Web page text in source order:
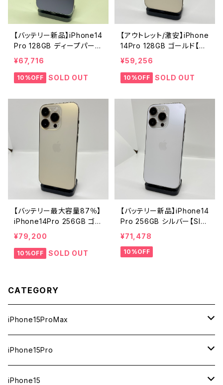
【バッテリー新品】iPhone14
Pro 128GB ディープパープ
ル【SIMロック解除済み】
¥67,716
10%OFF SOLD OUT
【アウトレット/激安】iPhone
14Pro 128GB ゴールド【SI
Mロック解除済み】
¥59,256
10%OFF SOLD OUT
【バッテリー最大容量87％】
iPhone14Pro 256GB ゴー
ルド【SIMロック解除済み】
¥79,200
10%OFF SOLD OUT
【バッテリー新品】iPhone14
Pro 256GB シルバー【SIM
ロック解除済み】
¥71,478
10%OFF
CATEGORY
iPhone15ProMax
1TB
新品
512GB
iPhone15Pro
1TB
iPhone15